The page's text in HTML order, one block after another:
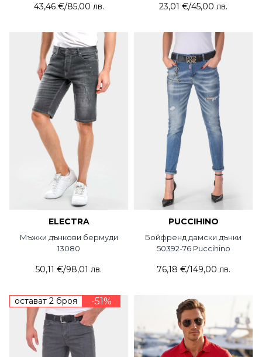
43,46 €/85,00 лв. 23,01 €/45,00 лв.
ELECTRA
Мъжки дънкови бермуди
13080
50,11 €/98,01 лв.
PUCCIHINO
Бойфренд дамски дънки
50392-76 Puccihino
76,18 €/149,00 лв.
остават 2 броя -51%